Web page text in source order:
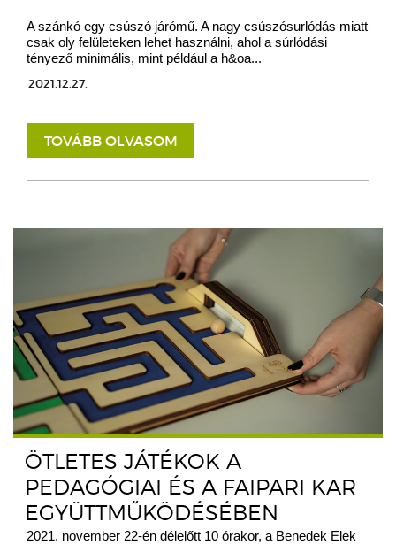
A szánkó egy csúszó járómű. A nagy csúszósurlódás miatt
csak oly felületeken lehet használni, ahol a súrlódási
tényező minimális, mint például a h&oa...
2021.12.27.
TOVÁBB OLVASOM
ÖTLETES JÁTÉKOK A
PEDAGÓGIAI ÉS A FAIPARI KAR
EGYÜTTMŰKÖDÉSÉBEN
2021. november 22-én délelőtt 10 órakor, a Benedek Elek